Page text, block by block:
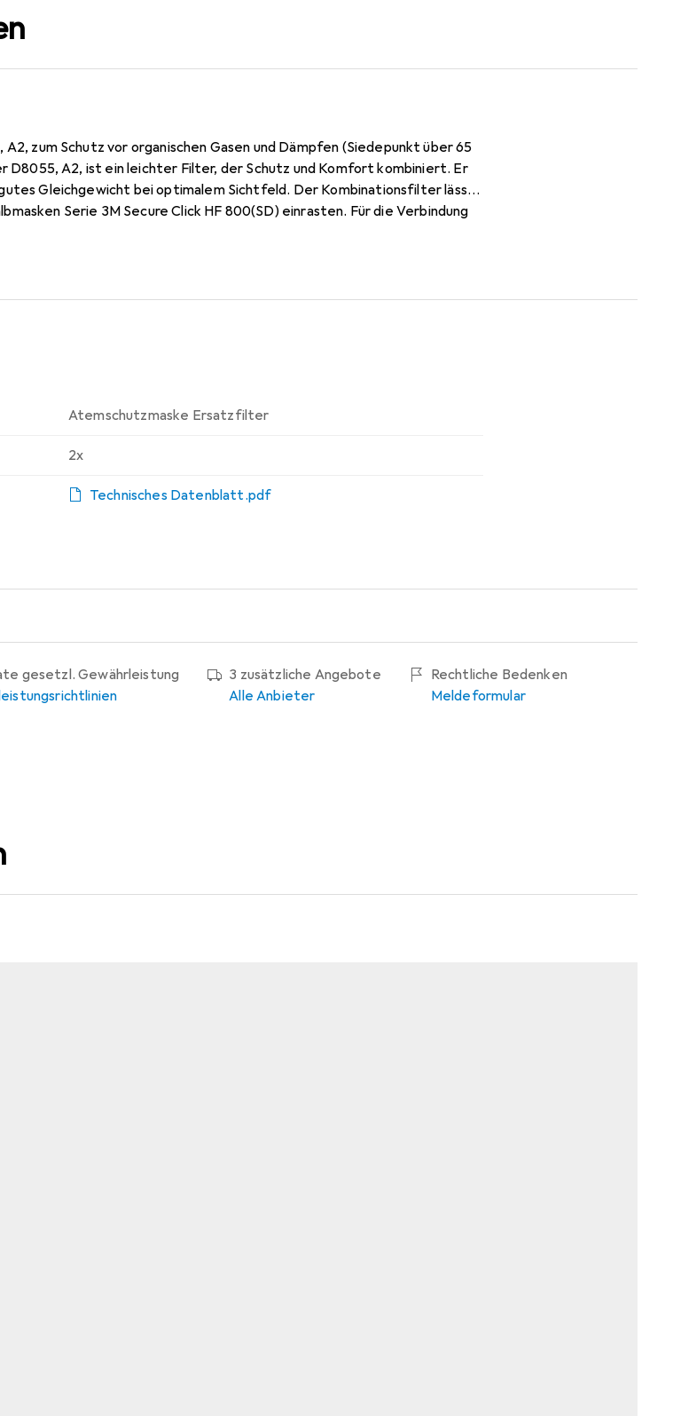
zum Schutz vor organischen Gasen und Dämpfen (Siedepunkt über 65
D8055, A2, ist ein leichter Filter, der Schutz und Komfort kombiniert. Er
Gleichgewicht bei optimalem Sichtfeld. Der Kombinationsfilter lässt
Serie 3M Secure Click HF 800(SD) einrasten. Für die Verbindung
Atemschutzmaske Ersatzfilter
2x
Technisches Datenblatt.pdf
gesetzl. Gewährleistung
3 zusätzliche Angebote
Alle Anbieter
Rechtliche Bedenken
Meldeformular